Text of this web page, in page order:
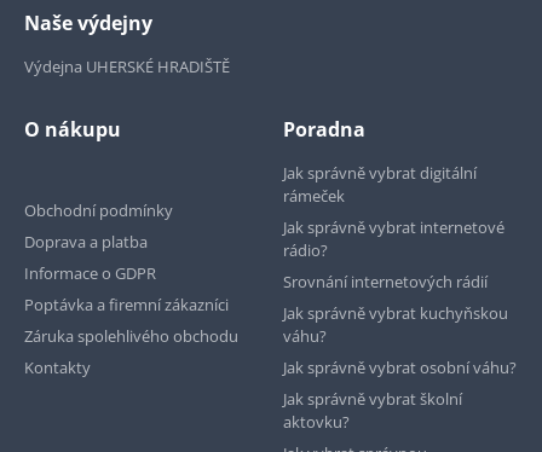
Naše výdejny
Výdejna UHERSKÉ HRADIŠTĚ
O nákupu
Obchodní podmínky
Doprava a platba
Informace o GDPR
Poptávka a firemní zákazníci
Záruka spolehlivého obchodu
Kontakty
Poradna
Jak správně vybrat digitální
rámeček
Jak správně vybrat internetové
rádio?
Srovnání internetových rádií
Jak správně vybrat kuchyňskou
váhu?
Jak správně vybrat osobní váhu?
Jak správně vybrat školní
aktovku?